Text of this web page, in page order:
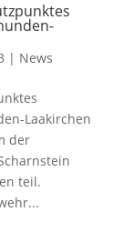
| News
Laakirchen
der
teil.